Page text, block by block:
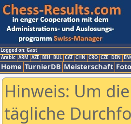
Logged on: Gast
Arabic ARM AZE BIH BUL CAT CHN CRO CZE DEN
Home TurnierDB Meisterschaft
Hinweis: Um
tägliche